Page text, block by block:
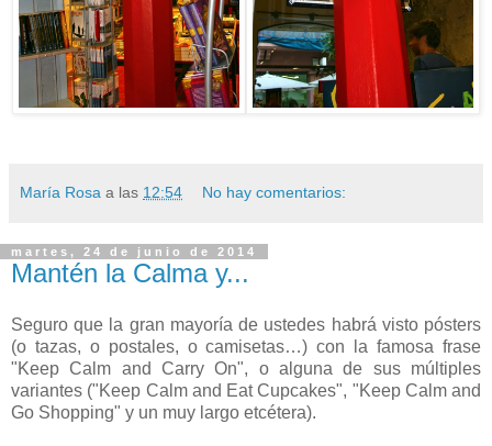
María Rosa a las 12:54 No hay comentarios:
martes, 24 de junio de 2014
Mantén la Calma y...
Seguro que la gran mayoría de ustedes habrá visto pósters
(o tazas, o postales, o camisetas…) con la famosa frase
"Keep Calm and Carry On", o alguna de sus múltiples
variantes ("Keep Calm and Eat Cupcakes", "Keep Calm and
Go Shopping" y un muy largo etcétera).